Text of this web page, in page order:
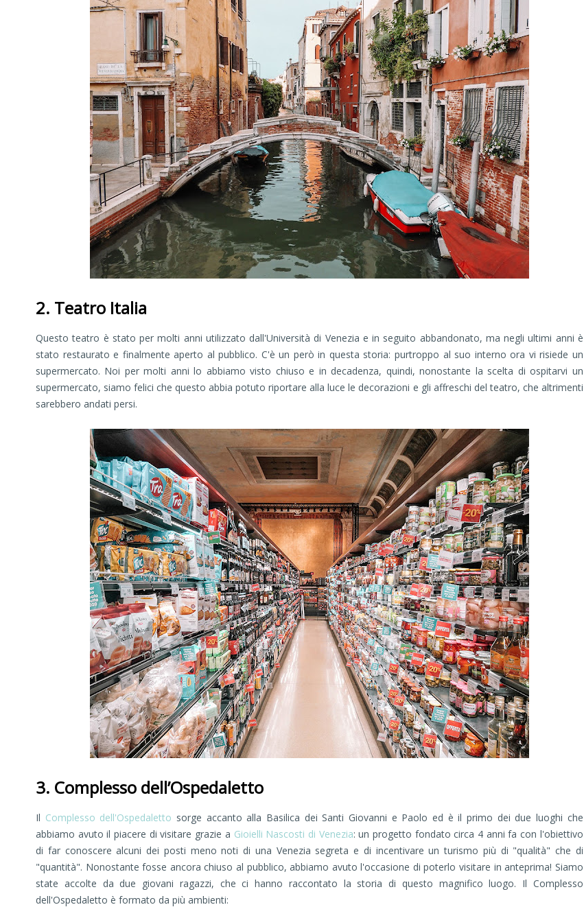
2. Teatro Italia
Questo teatro è stato per molti anni utilizzato dall'Università di Venezia e in seguito abbandonato, ma negli ultimi anni è
stato restaurato e finalmente aperto al pubblico. C'è un però in questa storia: purtroppo al suo interno ora vi risiede un
supermercato. Noi per molti anni lo abbiamo visto chiuso e in decadenza, quindi, nonostante la scelta di ospitarvi un
supermercato, siamo felici che questo abbia potuto riportare alla luce le decorazioni e gli affreschi del teatro, che altrimenti
sarebbero andati persi.
3. Complesso dell’Ospedaletto
Il Complesso dell'Ospedaletto sorge accanto alla Basilica dei Santi Giovanni e Paolo ed è il primo dei due luoghi che
abbiamo avuto il piacere di visitare grazie a Gioielli Nascosti di Venezia: un progetto fondato circa 4 anni fa con l'obiettivo
di far conoscere alcuni dei posti meno noti di una Venezia segreta e di incentivare un turismo più di "qualità" che di
"quantità". Nonostante fosse ancora chiuso al pubblico, abbiamo avuto l'occasione di poterlo visitare in anteprima! Siamo
state accolte da due giovani ragazzi, che ci hanno raccontato la storia di questo magnifico luogo. Il Complesso
dell'Ospedaletto è formato da più ambienti: